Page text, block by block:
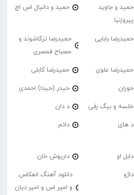
حمید و جاوید
پیروزنیا
حمید و دانیال اس اچ
حمیدرضا بابایی
حمیدرضا ترکاشوند و
مصباح قمصری
حمیدرضا علوی حمیدرضا کابلی
حوران حیدر (حیدا) احمدی
خلسه و بیگ رفی د دان
د های دائم
دابل او داریوش خان
داژو
دانلود آهنگ انعکاس
و امیر اس و امیر دیان